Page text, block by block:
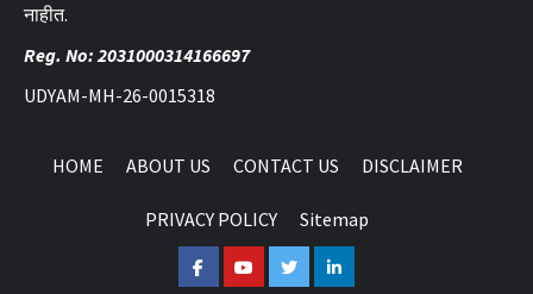
नाहीत.
Reg. No: 2031000314166697
UDYAM-MH-26-0015318
HOME ABOUT US CONTACT US DISCLAIMER
PRIVACY POLICY Sitemap
FacebookYoutubeTwitterLinkedin